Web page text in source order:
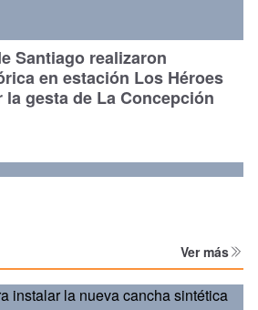
Santiago realizaron
en estación Los Héroes
gesta de La Concepción
Ver más